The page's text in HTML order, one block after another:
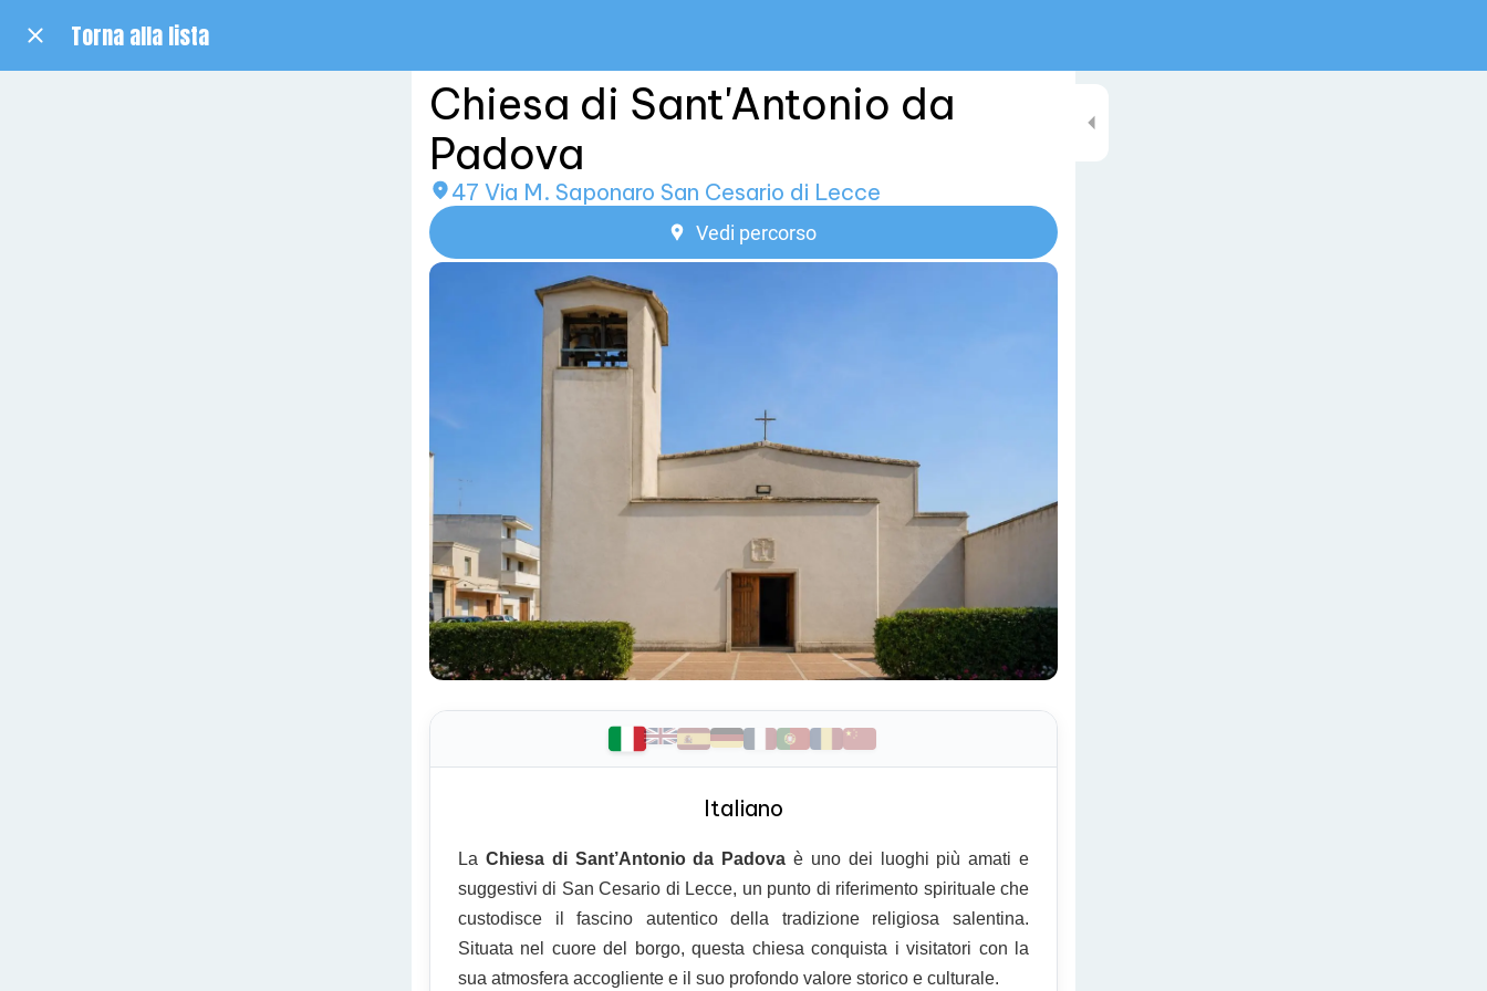
Torna alla lista
Chiesa di Sant'Antonio da
Padova
47 Via M. Saponaro San Cesario di Lecce
Vedi percorso
Italiano
La Chiesa di Sant’Antonio da Padova è uno dei luoghi più amati e
suggestivi di San Cesario di Lecce, un punto di riferimento spirituale che
custodisce il fascino autentico della tradizione religiosa salentina.
Situata nel cuore del borgo, questa chiesa conquista i visitatori con la
sua atmosfera accogliente e il suo profondo valore storico e culturale.